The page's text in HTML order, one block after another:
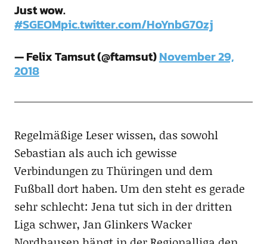
Just wow.
#SGEOMpic.twitter.com/HoYnbG70zj
— Felix Tamsut (@ftamsut)November 29,
2018
Regelmäßige Leser wissen, das sowohl
Sebastian als auch ich gewisse
Verbindungen zu Thüringen und dem
Fußball dort haben. Um den steht es gerade
sehr schlecht: Jena tut sich in der dritten
Liga schwer, Jan Glinkers Wacker